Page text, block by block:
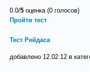
0.0/5 оценка (0 голосов)
Пройти тест
Тест Рейдаса
добавлено 12.02.12 в